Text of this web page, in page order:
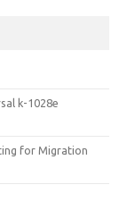
k-1028e
for Migration